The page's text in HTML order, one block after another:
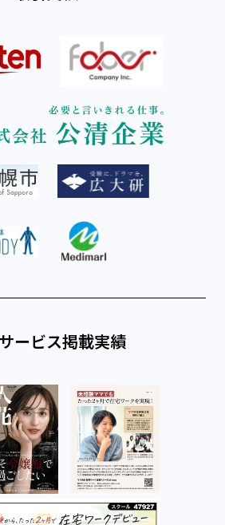
ービス掲載実績